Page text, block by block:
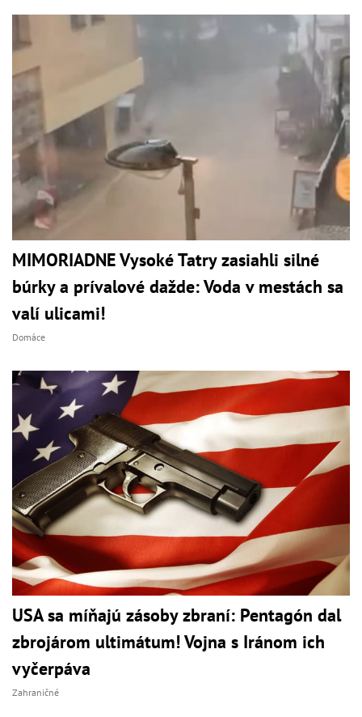
MIMORIADNE Vysoké Tatry zasiahli silné
búrky a prívalové dažde: Voda v mestách sa
valí ulicami!
Domáce
USA sa míňajú zásoby zbraní: Pentagón dal
zbrojárom ultimátum! Vojna s Iránom ich
vyčerpáva
Zahraničné